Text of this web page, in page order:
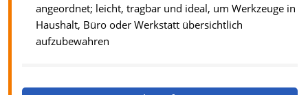
angeordnet; leicht, tragbar und ideal, um Werkzeuge in
Haushalt, Büro oder Werkstatt übersichtlich
aufzubewahren